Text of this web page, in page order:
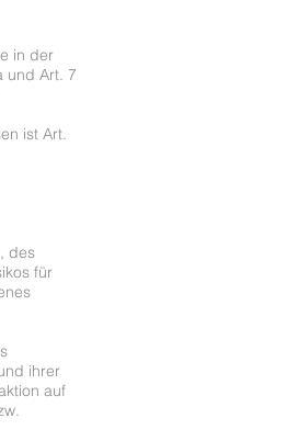
in der
und Art. 7
ist Art.
des
für
ihrer
auf